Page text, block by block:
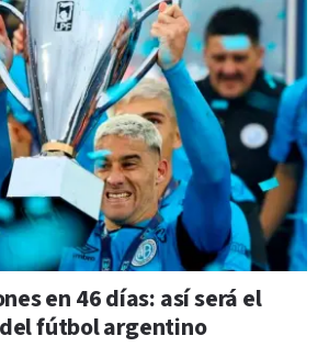
en 46 días: así será el
fútbol argentino